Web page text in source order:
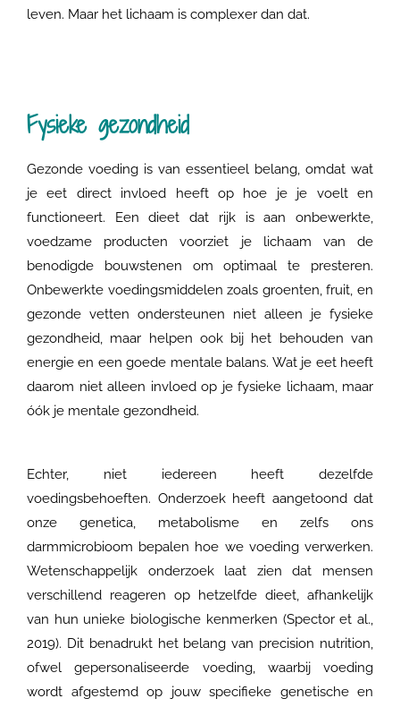
leven. Maar het lichaam is complexer dan dat.
Fysieke gezondheid
Gezonde voeding is van essentieel belang, omdat wat
je eet direct invloed heeft op hoe je je voelt en
functioneert. Een dieet dat rijk is aan onbewerkte,
voedzame producten voorziet je lichaam van de
benodigde bouwstenen om optimaal te presteren.
Onbewerkte voedingsmiddelen zoals groenten, fruit, en
gezonde vetten ondersteunen niet alleen je fysieke
gezondheid, maar helpen ook bij het behouden van
energie en een goede mentale balans. Wat je eet heeft
daarom niet alleen invloed op je fysieke lichaam, maar
óók je mentale gezondheid.
Echter, niet iedereen heeft dezelfde
voedingsbehoeften. Onderzoek heeft aangetoond dat
onze genetica, metabolisme en zelfs ons
darmmicrobioom bepalen hoe we voeding verwerken.
Wetenschappelijk onderzoek laat zien dat mensen
verschillend reageren op hetzelfde dieet, afhankelijk
van hun unieke biologische kenmerken (Spector et al.,
2019). Dit benadrukt het belang van precision nutrition,
ofwel gepersonaliseerde voeding, waarbij voeding
wordt afgestemd op jouw specifieke genetische en